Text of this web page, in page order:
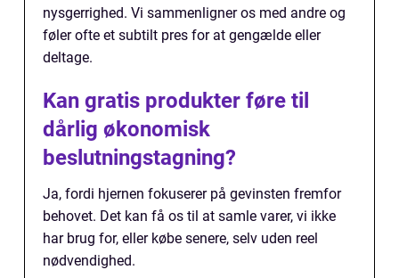
nysgerrighed. Vi sammenligner os med andre og
føler ofte et subtilt pres for at gengælde eller
deltage.
Kan gratis produkter føre til
dårlig økonomisk
beslutningstagning?
Ja, fordi hjernen fokuserer på gevinsten fremfor
behovet. Det kan få os til at samle varer, vi ikke
har brug for, eller købe senere, selv uden reel
nødvendighed.